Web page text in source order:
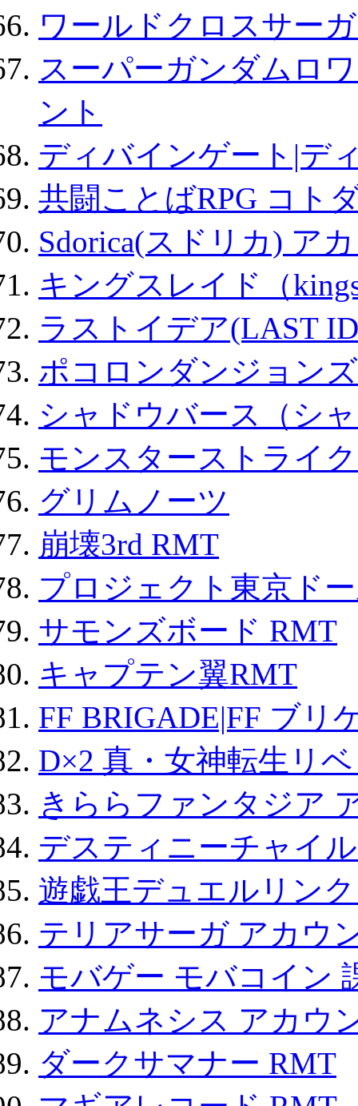
ワールドクロスサー
スーパーガンダムロ
ント
ディバインゲート|デ
共闘ことばRPG コト
Sdorica(スドリカ) ア
キングスレイド（
ラストイデア(LAST
ポコロンダンジョン
シャドウバース（シ
モンスターストライ
グリムノーツ
崩壊3rd RMT
プロジェクト東京ド
サモンズボード RMT
キャプテン翼RMT
FF BRIGADE|FF ブリ
D×2 真・女神転生リ
きららファンタジア
デスティニーチャイ
遊戯王デュエルリン
テリアサーガ アカウ
モバゲー モバコイン
アナムネシス アカウ
ダークサマナー RMT